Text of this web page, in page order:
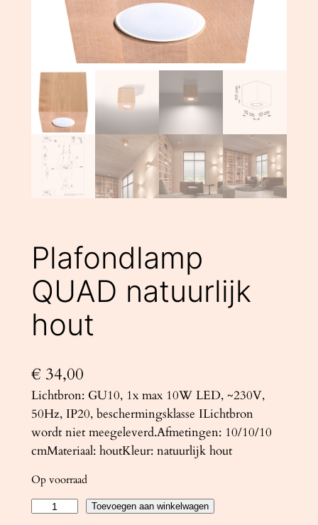
Plafondlamp
QUAD natuurlijk
hout
€ 34,00
Lichtbron: GU10, 1x max 10W LED, ~230V,
50Hz, IP20, beschermingsklasse ILichtbron
wordt niet meegeleverd.Afmetingen: 10/10/10
cmMateriaal: houtKleur: natuurlijk hout
Op voorraad
Toevoegen aan winkelwagen